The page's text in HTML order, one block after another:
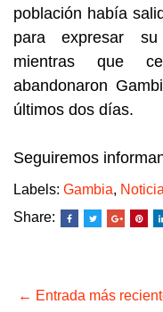
población había
para expresar su
mientras que
abandonaron
últimos dos días.
Seguiremos
Labels: Gambia,
Share:
← Entrada más